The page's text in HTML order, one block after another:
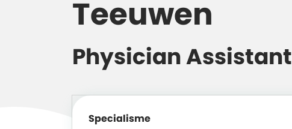
Teeuwen
Physician Assistant
Specialisme